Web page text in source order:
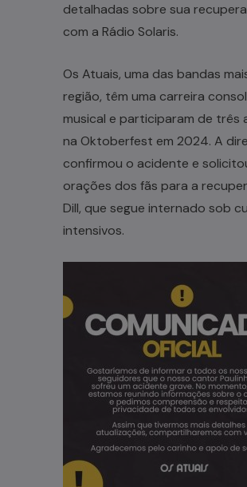
detalhadas sobre sua
com a Rádio Solaris.
Os Atuais, uma das bandas
região, têm uma carreira
musical e participaram de três
na Oktoberfest em 2024. A
confirmou o acidente e
orações dos fãs para a
Dill, que segue internado sob
intensivos.